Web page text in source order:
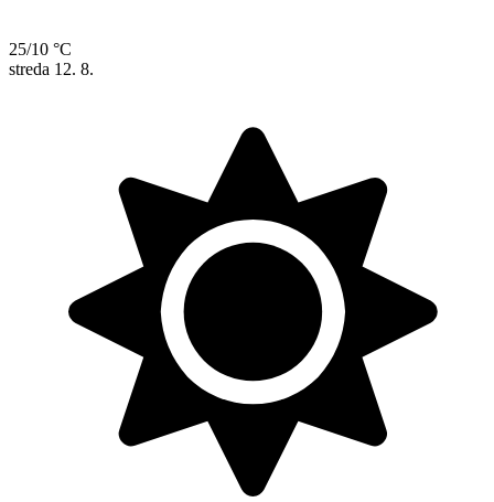
25/10 °C
streda 12. 8.